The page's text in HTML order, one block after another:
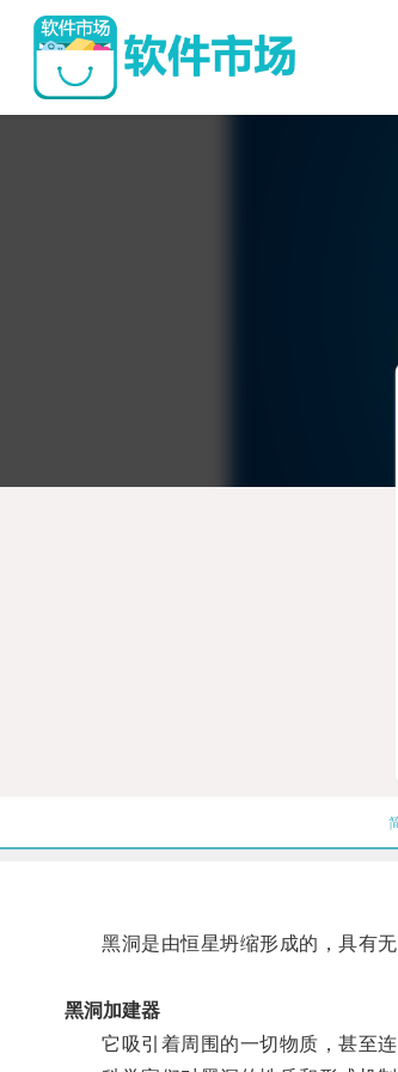
黑洞是由恒星坍缩形成的，具有无
黑洞加建器
它吸引着周围的一切物质，甚至连